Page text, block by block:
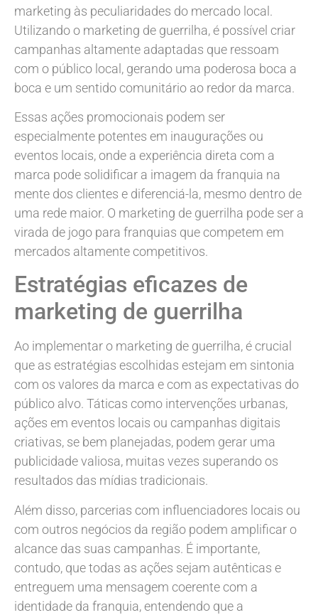
marketing às peculiaridades do mercado local.
Utilizando o marketing de guerrilha, é possível criar
campanhas altamente adaptadas que ressoam
com o público local, gerando uma poderosa boca a
boca e um sentido comunitário ao redor da marca.
Essas ações promocionais podem ser
especialmente potentes em inaugurações ou
eventos locais, onde a experiência direta com a
marca pode solidificar a imagem da franquia na
mente dos clientes e diferenciá-la, mesmo dentro de
uma rede maior. O marketing de guerrilha pode ser a
virada de jogo para franquias que competem em
mercados altamente competitivos.
Estratégias eficazes de
marketing de guerrilha
Ao implementar o marketing de guerrilha, é crucial
que as estratégias escolhidas estejam em sintonia
com os valores da marca e com as expectativas do
público alvo. Táticas como intervenções urbanas,
ações em eventos locais ou campanhas digitais
criativas, se bem planejadas, podem gerar uma
publicidade valiosa, muitas vezes superando os
resultados das mídias tradicionais.
Além disso, parcerias com influenciadores locais ou
com outros negócios da região podem amplificar o
alcance das suas campanhas. É importante,
contudo, que todas as ações sejam autênticas e
entreguem uma mensagem coerente com a
identidade da franquia, entendendo que a